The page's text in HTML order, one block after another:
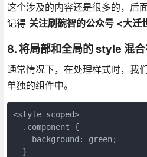
这个涉及的内容还是很多的，后
记得 关注刷碗智的公众号 <大迁
8. 将局部和全局的 style 混
通常情况下，在处理样式时，我
单独的组件中。
<style scoped>
  .component {
    background: green;
  }